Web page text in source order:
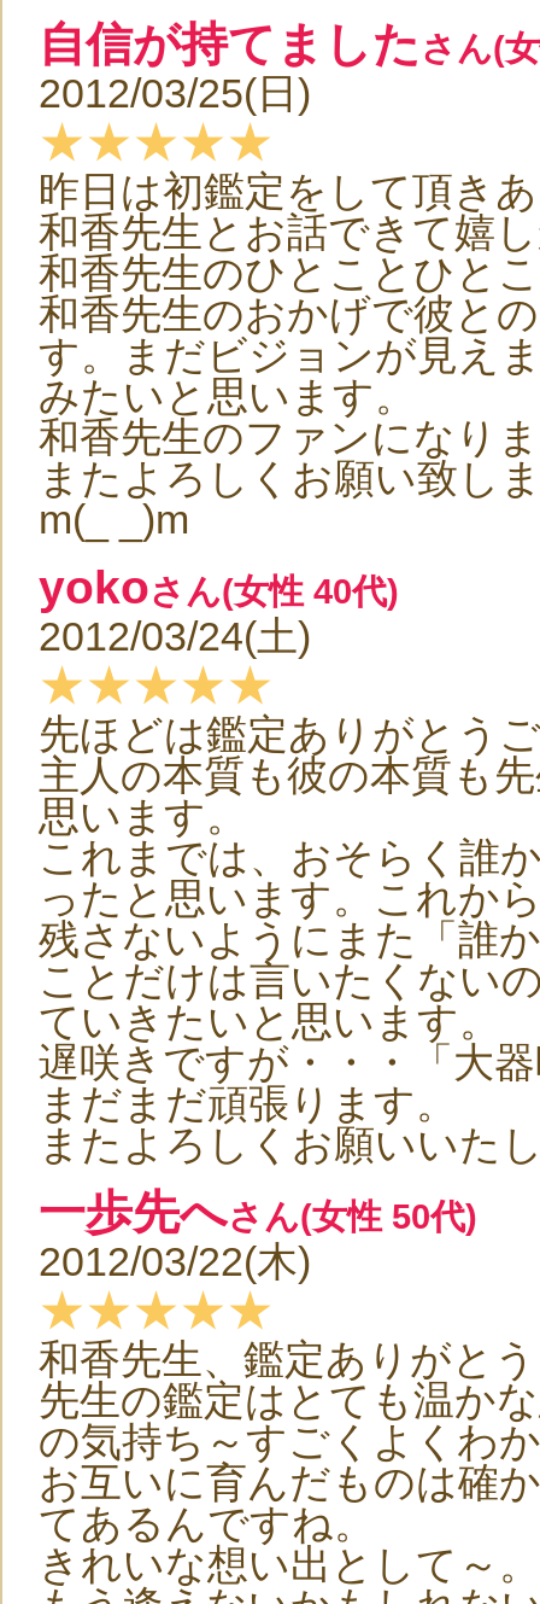
自信が持てました さん(
2012/03/25(日)
★★★★★
昨日は初鑑定をして頂き
和香先生とお話できて嬉
和香先生のひとことひと
和香先生のおかげで彼と
す。まだビジョンが見え
みたいと思います。
和香先生のファンになり
またよろしくお願い致し
m(_ _)m
yokoさん(女性 40代)
2012/03/24(土)
★★★★★
先ほどは鑑定ありがとう
主人の本質も彼の本質も
思います。
これまでは、おそらく誰
ったと思います。これか
残さないようにまた「誰
ことだけは言いたくない
ていきたいと思います。
遅咲きですが・・・「大
まだまだ頑張ります。
またよろしくお願いいた
一歩先へさん(女性 50代)
2012/03/22(木)
★★★★★
和香先生、鑑定ありがと
先生の鑑定はとても温か
の気持ち～すごくよくわ
お互いに育んだものは確
てあるんですね。
きれいな想い出として～。